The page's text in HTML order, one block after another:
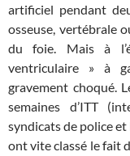
artificiel pendant
osseuse, vertébrale
du foie. Mais à
ventriculaire » à
gravement choqué.
semaines d’ITT
syndicats de police
ont vite classé le fait